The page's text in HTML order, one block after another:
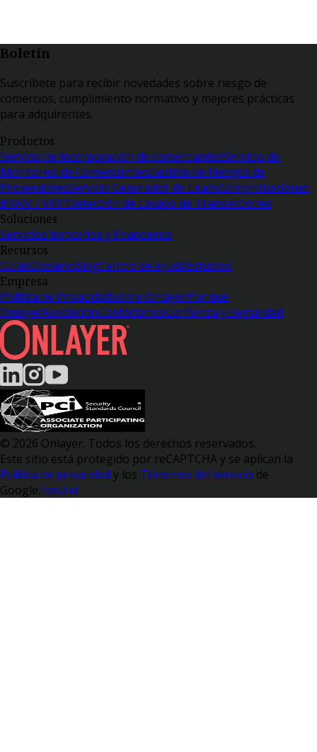
Boletín
Suscríbete para recibir novedades sobre riesgo de
comercios, cumplimiento normativo y mejores prácticas
para adquirentes.
Productos
Servicio de incorporación de comerciantesServicio de
Monitoreo de ComerciantesGestión de Riesgos de
ProveedoresServicio Generador de LeadsComprobaciones
BRAM / VIRPDetección de Lavado de Transacciones
Soluciones
Servicios bancarios y financieros
Recursos
GuíasGlosarioBlogCentro de ayudaEstudios
Empresa
Política de PrivacidadSobre OnlayerPor qué
OnlayerAsociaciónContáctanosConfianza y Seguridad
© 2026 Onlayer. Todos los derechos reservados.
Este sitio está protegido por reCAPTCHA y se aplican la
Política de privacidad y los Términos del servicio de
Google.llms.txt